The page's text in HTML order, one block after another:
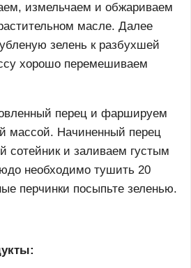
измельчаем и обжариваем
масле. Далее
зелень к разбухшей
хорошо перемешиваем
перец и фаршируем
массой. Начиненный перец
сотейник и заливаем густым
необходимо тушить 20
перчинки посыпьте зеленью.